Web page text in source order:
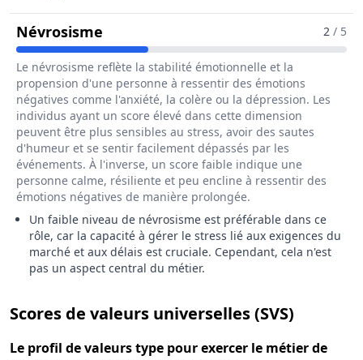
Névrosisme Pour Le Métier De Gestionnaire
2 / 5
Le névrosisme reflète la stabilité émotionnelle et la
propension d'une personne à ressentir des émotions
négatives comme l'anxiété, la colère ou la dépression. Les
individus ayant un score élevé dans cette dimension
peuvent être plus sensibles au stress, avoir des sautes
d'humeur et se sentir facilement dépassés par les
événements. À l'inverse, un score faible indique une
personne calme, résiliente et peu encline à ressentir des
émotions négatives de manière prolongée.
Un faible niveau de névrosisme est préférable dans ce
rôle, car la capacité à gérer le stress lié aux exigences du
marché et aux délais est cruciale. Cependant, cela n'est
pas un aspect central du métier.
Scores de valeurs universelles (SVS)
Le profil de valeurs type pour exercer le métier de